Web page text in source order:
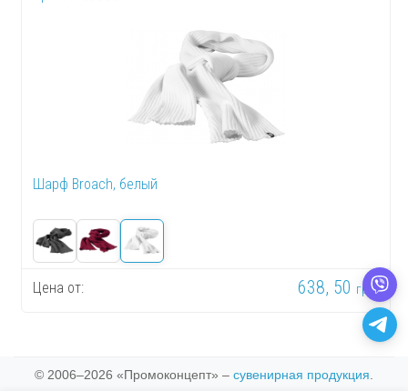
Шарф Broach, белый
Цена от: 638, 50 грн.
© 2006–2026 «Промоконцепт» – сувенирная продукция